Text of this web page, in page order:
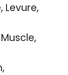
Levure,